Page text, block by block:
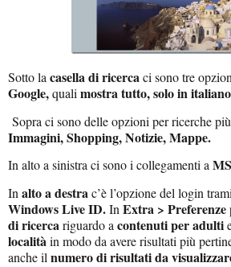
Sotto la casella di ricercaci sono tre
Google,quali mostra tutto, solo in italiano
Sopra ci sono delle opzioni per ricerche
Immagini, Shopping, Notizie, Mappe.
In alto a sinistra ci sono i collegamenti a
In alto a destrac’è l’opzione del login
Windows Live ID.In Extra > Preferenze
di ricercariguardo a contenuti per adulti
localitàin modo da avere risultati più
anche il numero di risultati da